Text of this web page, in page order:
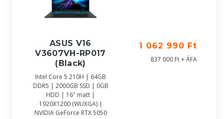
ASUS V16
V3607VH-RP017
(Black)
Intel Core 5 210H | 64GB
DDR5 | 2000GB SSD | 0GB
HDD | 16" matt |
1920X1200 (WUXGA) |
NVIDIA GeForce RTX 5050
1 062 990 Ft
837 000 Ft + ÁFA